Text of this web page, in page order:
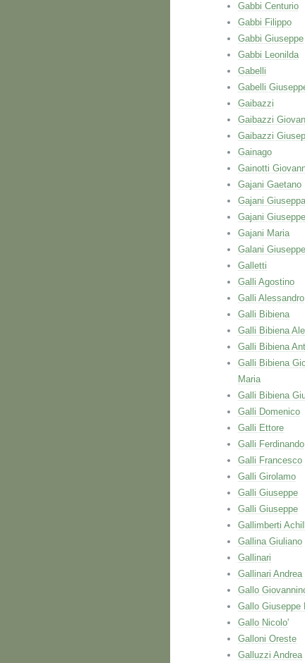
Gabbi Centurio
Gabbi Filippo
Gabbi Giuseppe
Gabbi Leonilda
Gabelli
Gabelli
Gaibazzi
Gaibazzi
Gaibazzi
Gainago
Gainotti
Gajani Gaetano
Gajani Giuseppa
Gajani Giuseppe
Gajani Maria
Galani Giuseppe
Galletti
Galli Agostino
Galli Alessandro
Galli Bibiena
Galli Bibiena
Galli Bibiena
Galli Bibiena
Maria
Galli Bibiena
Galli Domenico
Galli Ettore
Galli Ferdinando
Galli Francesco
Galli Girolamo
Galli Giuseppe
Galli Giuseppe
Gallimberti
Gallina Giuliano
Gallinari
Gallinari Andrea
Gallo
Gallo Giuseppe
Gallo Nicolo'
Galloni Oreste
Galluzzi Andrea